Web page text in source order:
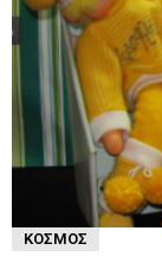
ΚΌΣΜΟΣ